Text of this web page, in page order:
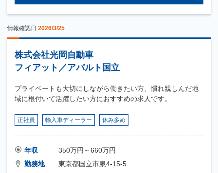
情報確認日 2026/3/25
株式会社光岡自動車
フィアット／アバルト国立
プライベートも大切にしながら働きたい方、慣れ親しんだ地
域に根付いて活躍したい方におすすめの求人です。
正社員 輸入車ディーラー 休み多め
年収
350万円～660万円
勤務地
東京都国立市泉4-15-5